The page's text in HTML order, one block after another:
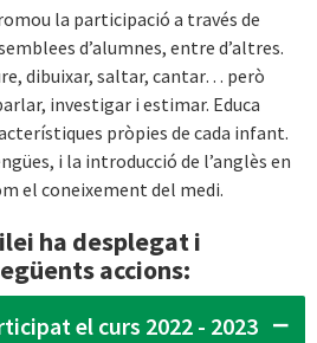
la participació a través de
d’alumnes, entre d’altres.
dibuixar, saltar, cantar… però
investigar i estimar. Educa
pròpies de cada infant.
i la introducció de l’anglès en
el coneixement del medi.
ha desplegat i
accions:
el curs 2022 - 2023